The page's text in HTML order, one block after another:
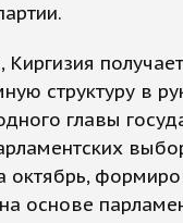
структуру в
главы
октябрь,
основе